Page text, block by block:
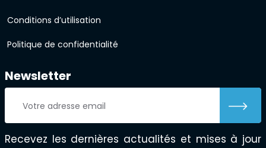
Conditions d’utilisation
Politique de confidentialité
Newsletter
Recevez les dernières actualités et mises à jour